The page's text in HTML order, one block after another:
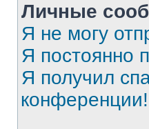
Личные
Я не могу
Я постоянно
Я получил
конференции!